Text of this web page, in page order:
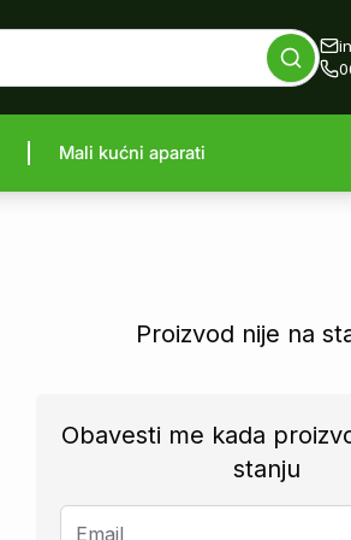
Mali kućni aparati
Proizvod nije na
Obavesti me kada
stanju